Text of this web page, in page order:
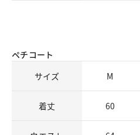
ペチコート
サイズ
M
着丈 60